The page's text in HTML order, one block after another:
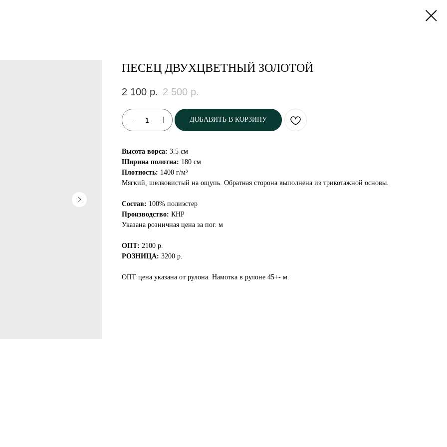
ПЕСЕЦ ДВУХЦВЕТНЫЙ ЗОЛОТОЙ
2 100 р. 2 500 р.
ДОБАВИТЬ В КОРЗИНУ
Высота ворса: 3.5 см
Ширина полотна: 180 см
Плотность: 1400 г/м³
Мягкий, шелковистый на ощупь. Обратная сторона выполнена из трикотажной основы.
Состав: 100% полиэстер
Производство: КНР
Указана розничная цена за пог. м
ОПТ: 2100 р.
РОЗНИЦА: 3200 р.
ОПТ цена указана от рулона. Намотка в рулоне 45+- м.